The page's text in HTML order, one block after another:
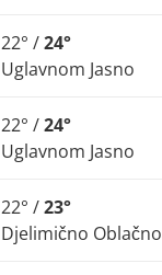
22° /24°
Uglavnom Jasno
22° /24°
Uglavnom Jasno
22° /23°
Djelimično Oblačno